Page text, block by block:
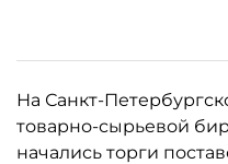
На Санкт-
товарно-сырьевой
начались торги